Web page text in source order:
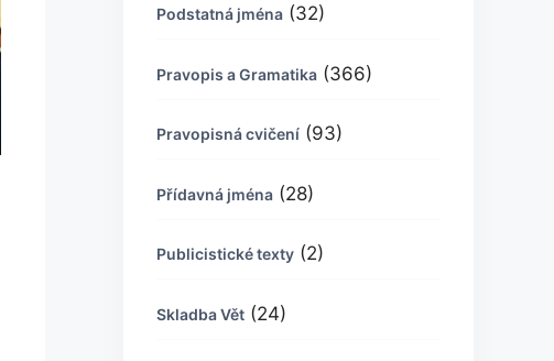
Podstatná jména (32)
Pravopis a Gramatika (366)
Pravopisná cvičení (93)
Přídavná jména (28)
Publicistické texty (2)
Skladba Vět (24)